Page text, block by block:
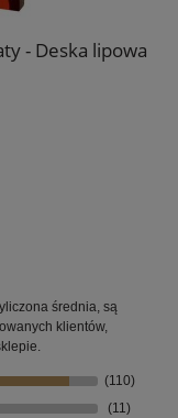
- Deska lipowa
średnia, są
klientów,
(110)
(11)